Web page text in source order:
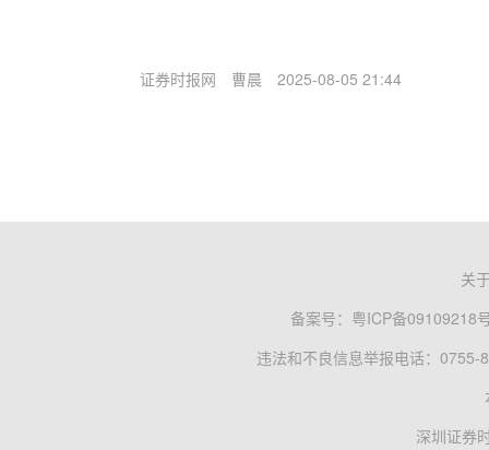
证券时报网 曹晨 2025-08-05 21:44
关
备案号： 粤ICP备09109218
违法和不良信息举报电话：0755-
深圳证券